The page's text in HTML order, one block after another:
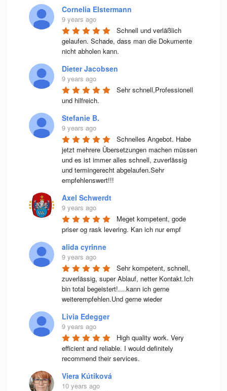
Cornelia Elstermann
9 years ago
Schnell und verläßlich
gelaufen. Schade, dass man die Dokumente
nicht abholen kann.
Dieter Jacobsen
9 years ago
Sehr schnell,Professionell
und hilfreich.
Stefanie B.
9 years ago
Schnelles Angebot. Habe
jetzt mehrere Übersetzungen machen müssen
und es ist immer alles schnell, zuverlässig
und termingerecht abgelaufen.Sehr
empfehlenswert!!!
Axel Schwerdt
9 years ago
Meget kompetent, gode
priser og rask levering. Kan ich nur empf
alida cyrinne
9 years ago
Sehr kompetent, schnell,
zuverlässig, super Ablauf, netter Kontakt.Ich
bin total begeistert!....kann ich gerne
weiterempfehlen.Und gerne wieder
Livia Edegger
9 years ago
High quality work. Very
efficient and reliable. I would definitely
recommend their services.
Viera Kútiková
10 years ago